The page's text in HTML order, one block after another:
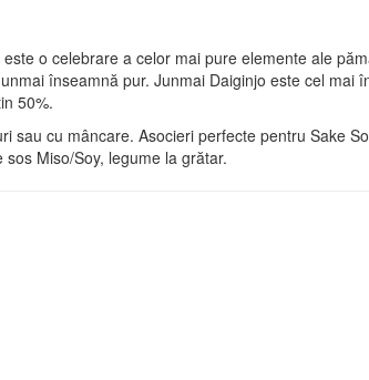
o celebrare a celor mai pure elemente ale
înseamnă pur. Junmai Daiginjo este cel mai
50%.
sau cu mâncare. Asocieri perfecte pentru Sake
Miso/Soy, legume la grătar.